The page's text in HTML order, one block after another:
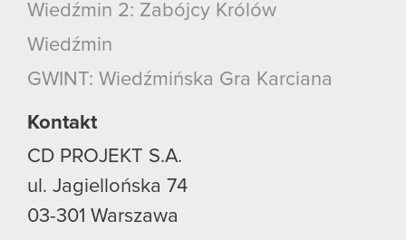
Wiedźmin 2: Zabójcy Królów
Wiedźmin
GWINT: Wiedźmińska Gra Karciana
Kontakt
CD PROJEKT S.A.
ul. Jagiellońska 74
03-301 Warszawa